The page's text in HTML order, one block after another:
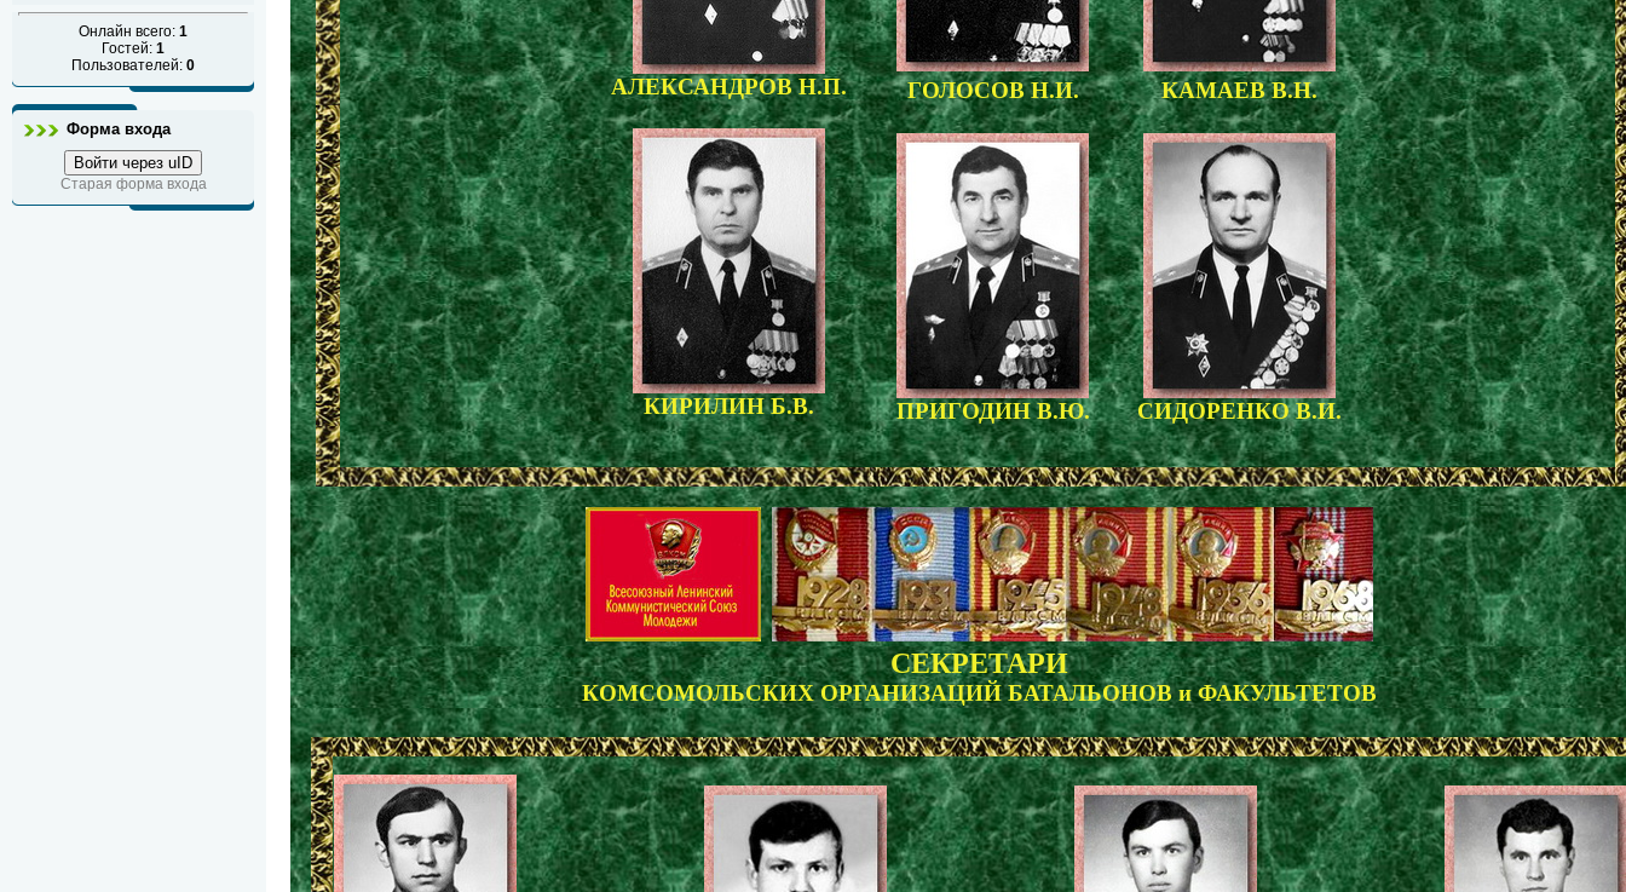
Онлайн всего: 1
Гостей: 1
Пользователей: 0
Форма входа
Войти через uID
Старая форма входа
АЛЕКСАНДРОВ Н.П. ГОЛОСОВ Н.И. КАМАЕВ В.Н.
КИРИЛИН Б.В. ПРИГОДИН В.Ю. СИДОРЕНКО В.И.
СЕКРЕТАРИ
КОМСОМОЛЬСКИХ ОРГАНИЗАЦИЙ БАТАЛЬОНОВ и ФАКУЛЬТЕТОВ